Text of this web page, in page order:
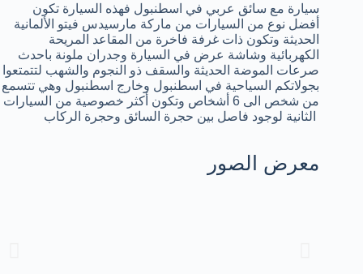
سيارة مع سائق عربي في اسطنبول فهذه السيارة تكون
أفضل نوع من السيارات من ماركة مارسيدس فيتو الألمانية
الحديثة وتكون ذات غرفة فاخرة من المقاعد المريحة
الكهربائية وشاشة عرض في السيارة وجدران ملونة باحدث
صرعات الموضة الحديثة والسقف ذو النجوم والشهب لتتمتعوا
بجولاتكم السياحية في اسطنبول وخارج اسطنبول وهي تتسمع
من شخص الى 6 أشخاص وتكون أكثر خصوصية من السيارات
معرض الصور